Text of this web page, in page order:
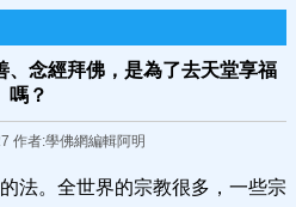
、念經拜佛，是為了去天堂享福
嗎？
作者:學佛網編輯阿明
法。全世界的宗教很多，一些宗